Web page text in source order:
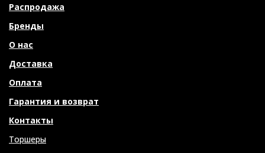
Распродажа
Бренды
О нас
Доставка
Оплата
Гарантия и возврат
Контакты
Торшеры